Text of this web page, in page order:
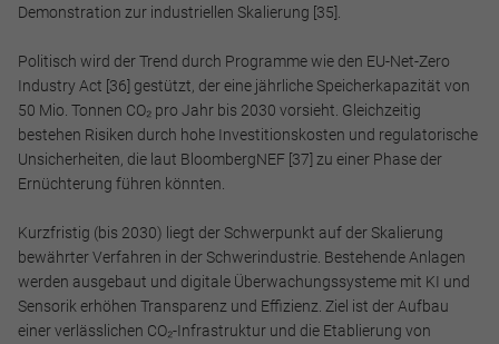
Demonstration zur industriellen Skalierung [35].
Politisch wird der Trend durch Programme wie den EU-Net-Zero
Industry Act [36] gestützt, der eine jährliche Speicherkapazität von
50 Mio. Tonnen CO₂ pro Jahr bis 2030 vorsieht. Gleichzeitig
bestehen Risiken durch hohe Investitionskosten und regulatorische
Unsicherheiten, die laut BloombergNEF [37] zu einer Phase der
Ernüchterung führen könnten.
Kurzfristig (bis 2030) liegt der Schwerpunkt auf der Skalierung
bewährter Verfahren in der Schwerindustrie. Bestehende Anlagen
werden ausgebaut und digitale Überwachungssysteme mit KI und
Sensorik erhöhen Transparenz und Effizienz. Ziel ist der Aufbau
einer verlässlichen CO₂-Infrastruktur und die Etablierung von